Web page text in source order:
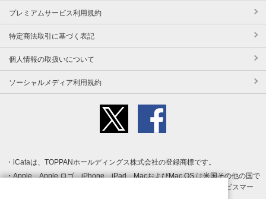
プレミアムサービス利用規約
特定商法取引に基づく表記
個人情報の取扱いについて
ソーシャルメディア利用規約
iCataは、TOPPANホールディングス株式会社の登録商標です。
Apple、Apple ロゴ、iPhone、iPad、MacおよびMac OS は米国その他の国で
登録された Apple Inc. の商標です。App Store は Apple Inc. のサービスマー